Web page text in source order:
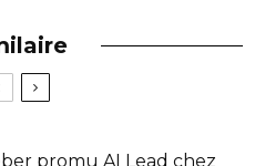
promu AI Lead chez